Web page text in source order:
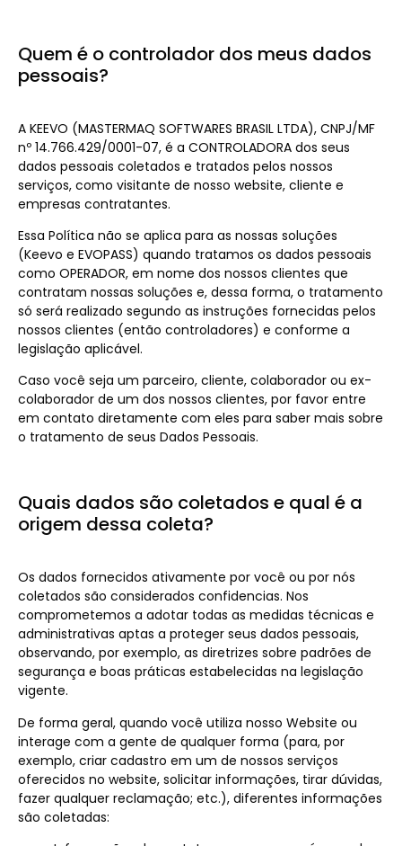
Quem é o controlador dos meus dados
pessoais?
A KEEVO (MASTERMAQ SOFTWARES BRASIL LTDA), CNPJ/MF
nº 14.766.429/0001-07, é a CONTROLADORA dos seus
dados pessoais coletados e tratados pelos nossos
serviços, como visitante de nosso website, cliente e
empresas contratantes.
Essa Política não se aplica para as nossas soluções
(Keevo e EVOPASS) quando tratamos os dados pessoais
como OPERADOR, em nome dos nossos clientes que
contratam nossas soluções e, dessa forma, o tratamento
só será realizado segundo as instruções fornecidas pelos
nossos clientes (então controladores) e conforme a
legislação aplicável.
Caso você seja um parceiro, cliente, colaborador ou ex-
colaborador de um dos nossos clientes, por favor entre
em contato diretamente com eles para saber mais sobre
o tratamento de seus Dados Pessoais.
Quais dados são coletados e qual é a
origem dessa coleta?
Os dados fornecidos ativamente por você ou por nós
coletados são considerados confidencias. Nos
comprometemos a adotar todas as medidas técnicas e
administrativas aptas a proteger seus dados pessoais,
observando, por exemplo, as diretrizes sobre padrões de
segurança e boas práticas estabelecidas na legislação
vigente.
De forma geral, quando você utiliza nosso Website ou
interage com a gente de qualquer forma (para, por
exemplo, criar cadastro em um de nossos serviços
oferecidos no website, solicitar informações, tirar dúvidas,
fazer qualquer reclamação; etc.), diferentes informações
são coletadas: